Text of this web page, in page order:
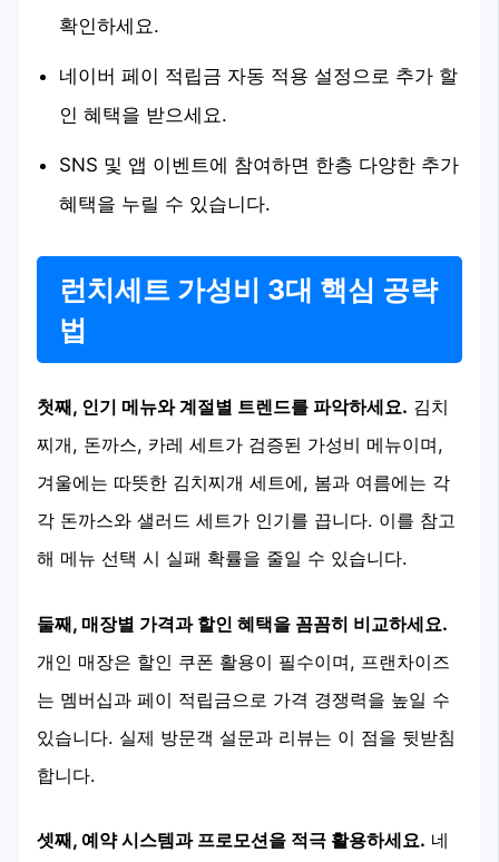
확인하세요.
네이버 페이 적립금 자동 적용 설정으로 추가 할
인 혜택을 받으세요.
SNS 및 앱 이벤트에 참여하면 한층 다양한 추가
혜택을 누릴 수 있습니다.
런치세트 가성비 3대 핵심 공략
법
첫째, 인기 메뉴와 계절별 트렌드를 파악하세요. 김치
찌개, 돈까스, 카레 세트가 검증된 가성비 메뉴이며,
겨울에는 따뜻한 김치찌개 세트에, 봄과 여름에는 각
각 돈까스와 샐러드 세트가 인기를 끕니다. 이를 참고
해 메뉴 선택 시 실패 확률을 줄일 수 있습니다.
둘째, 매장별 가격과 할인 혜택을 꼼꼼히 비교하세요.
개인 매장은 할인 쿠폰 활용이 필수이며, 프랜차이즈
는 멤버십과 페이 적립금으로 가격 경쟁력을 높일 수
있습니다. 실제 방문객 설문과 리뷰는 이 점을 뒷받침
합니다.
셋째, 예약 시스템과 프로모션을 적극 활용하세요. 네